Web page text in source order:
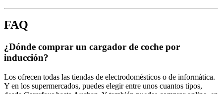
FAQ
¿Dónde comprar un cargador de coche por
inducción?
Los ofrecen todas las tiendas de electrodomésticos o de informática.
Y en los supermercados, puedes elegir entre unos cuantos tipos,